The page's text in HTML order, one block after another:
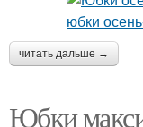
читать дальше →
Юбки